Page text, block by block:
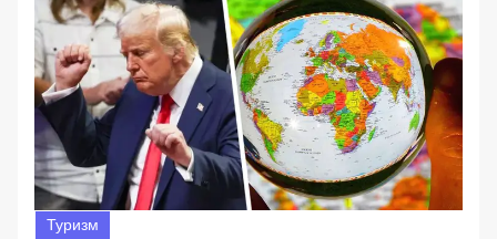
Туризм